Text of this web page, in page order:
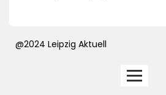
@2024 Leipzig Aktuell